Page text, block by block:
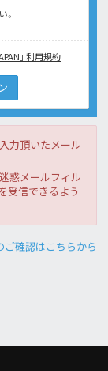
。
」 利用規約
力頂いたメール
惑メールフィル
受信できるよう
ご確認はこちらから